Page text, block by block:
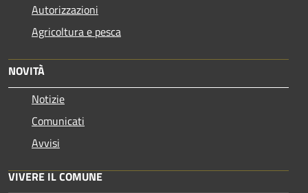
Autorizzazioni
Agricoltura e pesca
NOVITÀ
Notizie
Comunicati
Avvisi
VIVERE IL COMUNE